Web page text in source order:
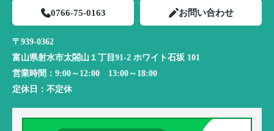
0766-75-0163 お問い合わせ
〒939-0362
富山県射水市太閤山１丁目91-2 ホワイト石坂 101
営業時間： 9:00～12:00 13:00～18:00
定休日： 不定休